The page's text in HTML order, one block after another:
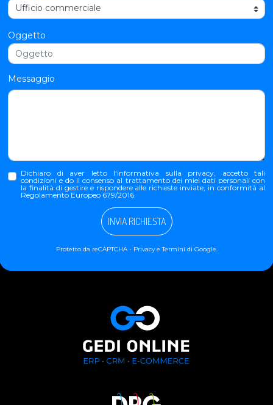
Oggetto
Messaggio
Dichiaro di aver letto l'informativa sulla privacy, accetto tali
condizioni e do il consenso al trattamento dei miei dati personali con
la finalità di gestire e rispondere alle richieste inviate, in conformità al
Regolamento Europeo 679/2016.
INVIA RICHIESTA
Protetto da reCAPTCHA - PrivacyeTermini di Google.